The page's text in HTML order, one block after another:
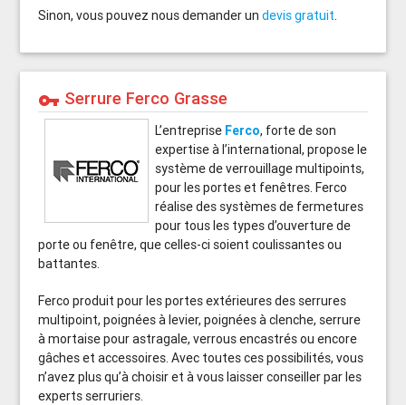
Sinon, vous pouvez nous demander undevis gratuit.
vpn_key Serrure Ferco Grasse
L’entreprise Ferco, forte de son
expertise à l’international, propose le
système de verrouillage multipoints,
pour les portes et fenêtres. Ferco
réalise des systèmes de fermetures
pour tous les types d’ouverture de
porte ou fenêtre, que celles-ci soient coulissantes ou
battantes.
Ferco produit pour les portes extérieures des serrures
multipoint, poignées à levier, poignées à clenche, serrure
à mortaise pour astragale, verrous encastrés ou encore
gâches et accessoires. Avec toutes ces possibilités, vous
n’avez plus qu’à choisir et à vous laisser conseiller par les
experts serruriers.